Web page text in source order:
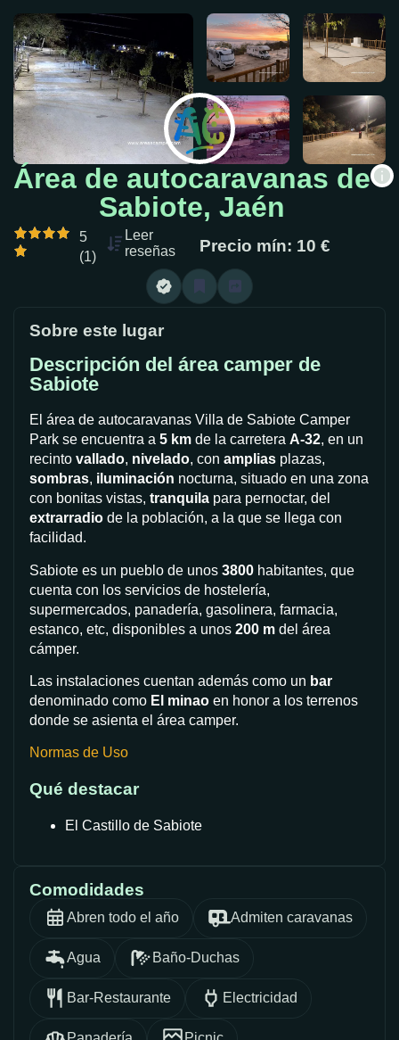
Área de autocaravanas de
Sabiote, Jaén
5
(1)
Leer
reseñas
Precio mín: 10 €
Sobre este lugar
Descripción del área camper de
Sabiote
El área de autocaravanas Villa de Sabiote Camper
Park se encuentra a 5 km de la carretera A-32, en un
recinto vallado, nivelado, con amplias plazas,
sombras, iluminación nocturna, situado en una zona
con bonitas vistas, tranquila para pernoctar, del
extrarradio de la población, a la que se llega con
facilidad.
Sabiote es un pueblo de unos 3800 habitantes, que
cuenta con los servicios de hostelería,
supermercados, panadería, gasolinera, farmacia,
estanco, etc, disponibles a unos 200 m del área
cámper.
Las instalaciones cuentan además como un bar
denominado como El minao en honor a los terrenos
donde se asienta el área camper.
Normas de Uso
Qué destacar
El Castillo de Sabiote
Comodidades
Abren todo el año Admiten caravanas
Agua Baño-Duchas
Bar-Restaurante Electricidad